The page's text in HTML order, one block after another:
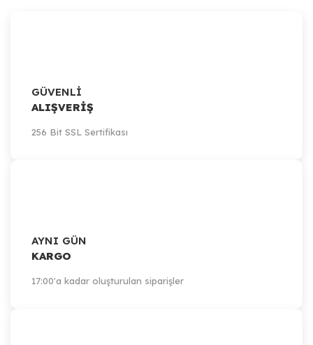
GÜVENLİ
ALIŞVERİŞ
256 Bit SSL Sertifikası
AYNI GÜN
KARGO
17:00'a kadar oluşturulan siparişler